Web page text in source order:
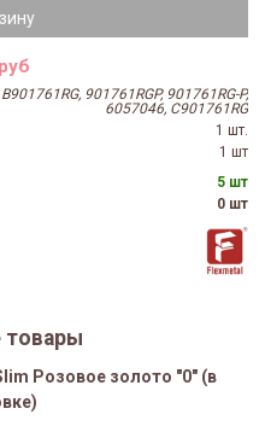
901761RGP, 901761RG-P,
6057046, C901761RG
1 шт.
1 шт
5 шт
0 шт
Розовое золото "0" (в